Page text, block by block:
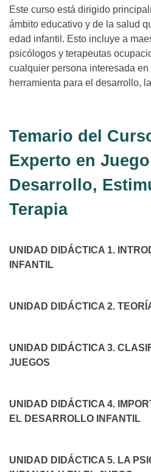
Este curso está dirigido
ámbito educativo y de la salud
edad infantil. Esto incluye a
psicólogos y terapeutas
cualquier persona interesada
herramienta para el desarrollo,
Temario del
Experto en
Desarrollo,
Terapia
UNIDAD DIDÁCTICA 1.
INFANTIL
UNIDAD DIDÁCTICA 2.
UNIDAD DIDÁCTICA 3.
JUEGOS
UNIDAD DIDÁCTICA 4.
EL DESARROLLO INFANTIL
UNIDAD DIDÁCTICA 5. LA